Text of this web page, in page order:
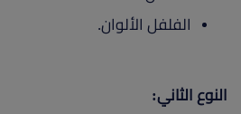
الفلفل الألوان.
النوع الثاني: